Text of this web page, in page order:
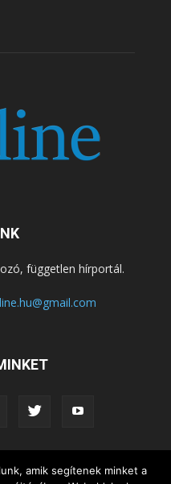
független hírportál.
SZABADIDŐ
amik segítenek minket a